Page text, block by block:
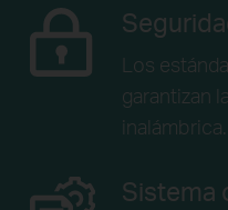
Los
garantizan
inalámbrica.
Sistema